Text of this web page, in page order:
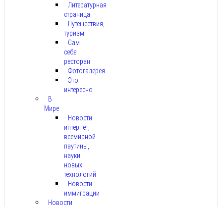
Литературная
страница
Путешествия,
туризм
Сам
себе
ресторан
Фотогалерея
Это
интересно
В
Мире
Новости
интернет,
всемирной
паутины,
науки.
новых
технологий
Новости
иммиграции
Новости